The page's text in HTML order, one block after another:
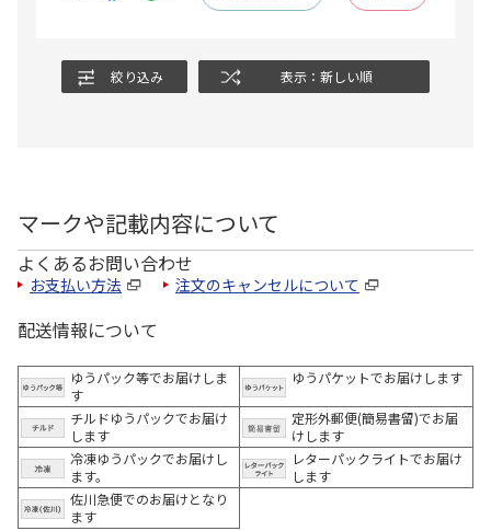
絞り込み 表示：新しい順
マークや記載内容について
よくあるお問い合わせ
お支払い方法 注文のキャンセルについて
配送情報について
ゆうパック等でお届けしま
す
ゆうパケットでお届けします
チルドゆうパックでお届け
します
定形外郵便(簡易書留)でお届
けします
冷凍ゆうパックでお届けし
ます。
レターパックライトでお届け
します
佐川急便でのお届けとなり
ます